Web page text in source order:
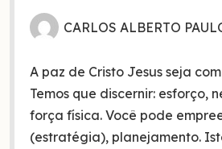
CARLOS ALBERTO
A paz de Cristo Jesus seja
Temos que discernir: esforço,
força física. Você pode
(estratégia), planejamento.